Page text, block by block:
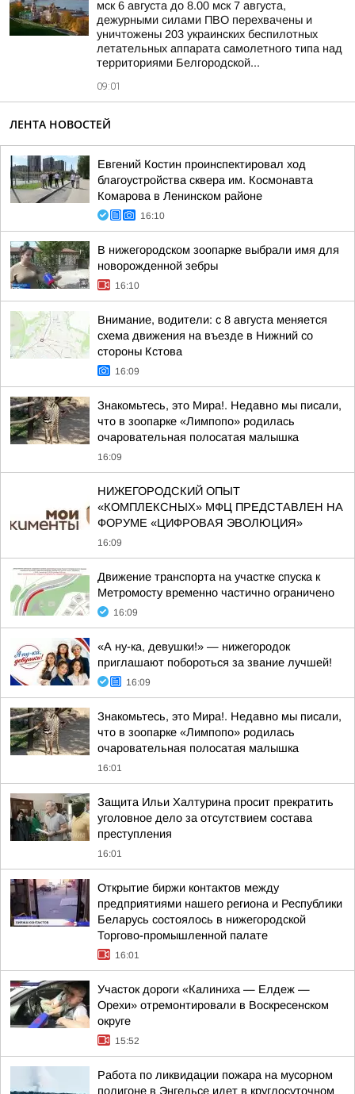
мск 6 августа до 8.00 мск 7 августа,
дежурными силами ПВО перехвачены и
уничтожены 203 украинских беспилотных
летательных аппарата самолетного типа над
территориями Белгородской...
09:01
ЛЕНТА НОВОСТЕЙ
Евгений Костин проинспектировал ход
благоустройства сквера им. Космонавта
Комарова в Ленинском районе
16:10
В нижегородском зоопарке выбрали имя для
новорожденной зебры
16:10
Внимание, водители: с 8 августа меняется
схема движения на въезде в Нижний со
стороны Кстова
16:09
Знакомьтесь, это Мира!. Недавно мы писали,
что в зоопарке «Лимпопо» родилась
очаровательная полосатая малышка
16:09
НИЖЕГОРОДСКИЙ ОПЫТ
«КОМПЛЕКСНЫХ» МФЦ ПРЕДСТАВЛЕН НА
ФОРУМЕ «ЦИФРОВАЯ ЭВОЛЮЦИЯ»
16:09
Движение транспорта на участке спуска к
Метромосту временно частично ограничено
16:09
«А ну-ка, девушки!» — нижегородок
приглашают побороться за звание лучшей!
16:09
Знакомьтесь, это Мира!. Недавно мы писали,
что в зоопарке «Лимпопо» родилась
очаровательная полосатая малышка
16:01
Защита Ильи Халтурина просит прекратить
уголовное дело за отсутствием состава
преступления
16:01
Открытие биржи контактов между
предприятиями нашего региона и Республики
Беларусь состоялось в нижегородской
Торгово-промышленной палате
16:01
Участок дороги «Калиниха — Елдеж —
Орехи» отремонтировали в Воскресенском
округе
15:52
Работа по ликвидации пожара на мусорном
полигоне в Энгельсе идет в круглосуточном